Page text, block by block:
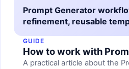
Prompt Generator
refinement, reusable
GUIDE
How to work with
A practical article about the